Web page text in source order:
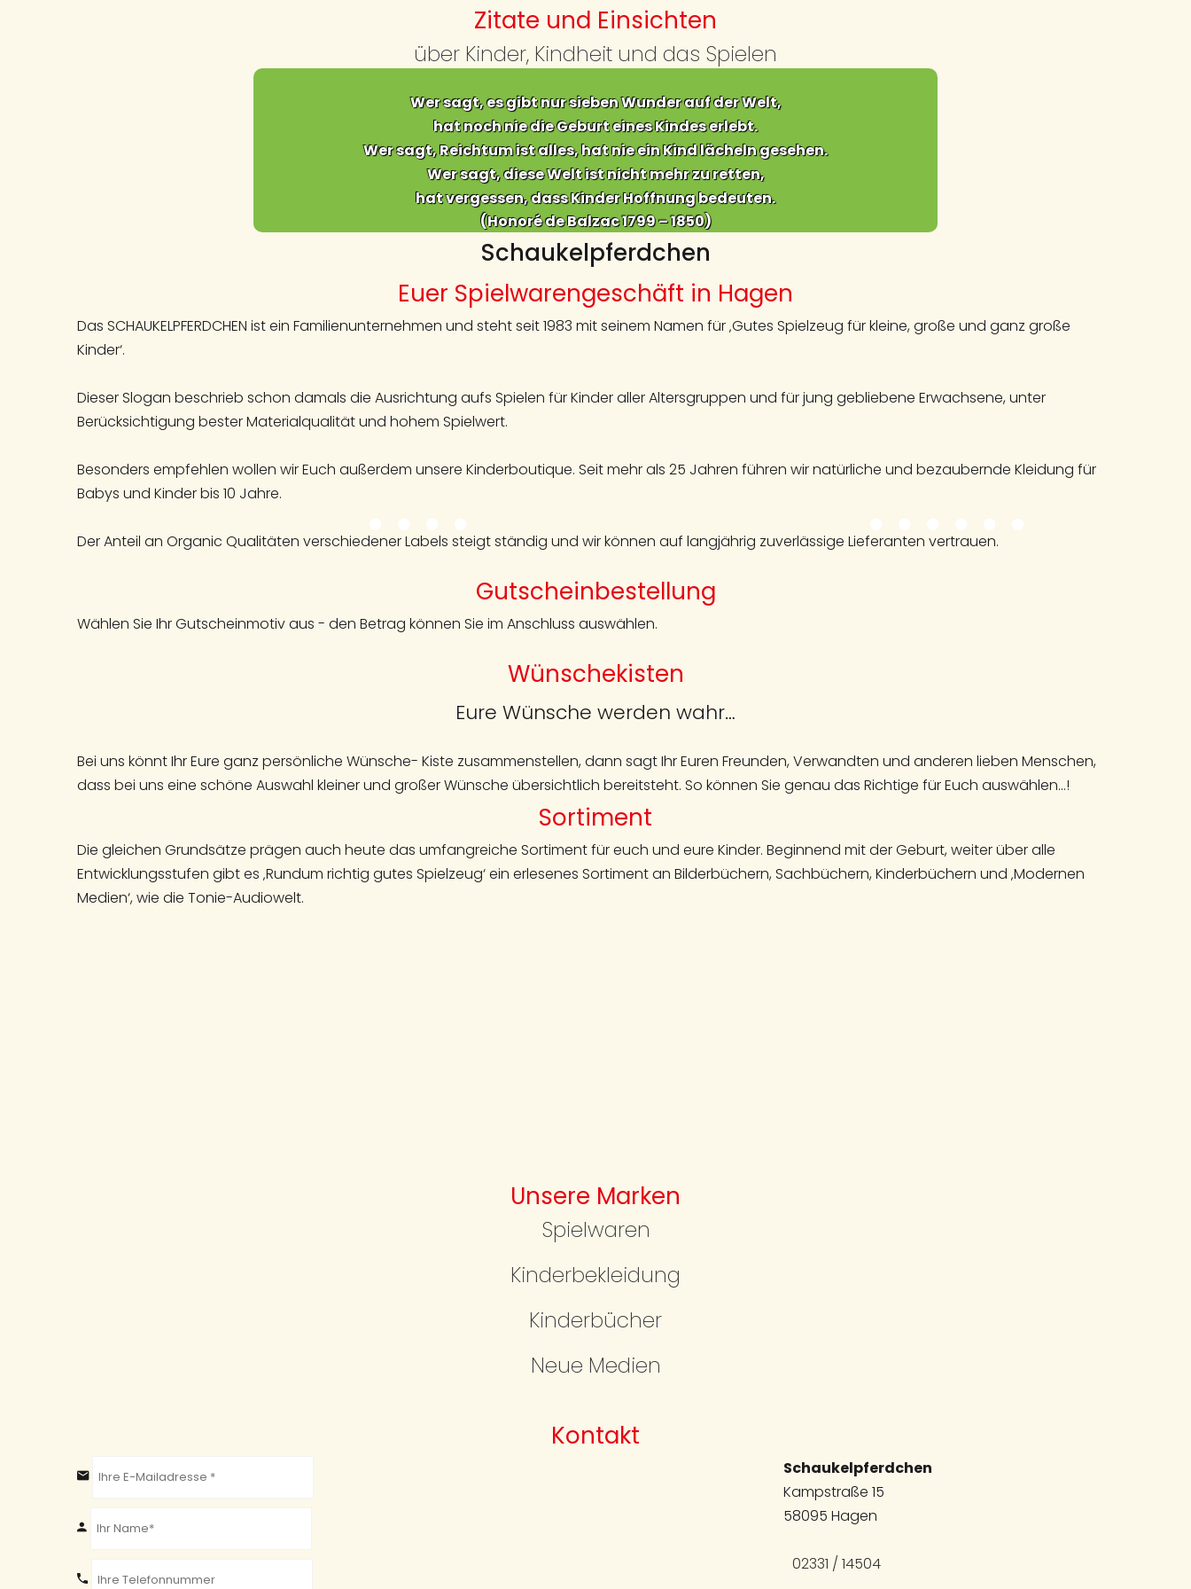
Folge uns
Samstag von 10:00 Uhr - 16:00 Uhr / 18:00 Uhr
Zitate und Einsichten
über Kinder, Kindheit und das Spielen
Wer sagt, es gibt nur sieben Wunder auf der Welt,
hat noch nie die Geburt eines Kindes erlebt.
Wer sagt, Reichtum ist alles, hat nie ein Kind lächeln gesehen.
Wer sagt, diese Welt ist nicht mehr zu retten,
hat vergessen, dass Kinder Hoffnung bedeuten.
(Honoré de Balzac 1799 – 1850)
Schaukelpferdchen
Euer Spielwarengeschäft in Hagen
Das SCHAUKELPFERDCHEN ist ein Familienunternehmen und steht seit 1983 mit seinem Namen für ‚Gutes Spielzeug für kleine, große und ganz große
Kinder‘.
Dieser Slogan beschrieb schon damals die Ausrichtung aufs Spielen für Kinder aller Altersgruppen und für jung gebliebene Erwachsene, unter
Berücksichtigung bester Materialqualität und hohem Spielwert.
Besonders empfehlen wollen wir Euch außerdem unsere Kinderboutique. Seit mehr als 25 Jahren führen wir natürliche und bezaubernde Kleidung für
Babys und Kinder bis 10 Jahre.
Der Anteil an Organic Qualitäten verschiedener Labels steigt ständig und wir können auf langjährig zuverlässige Lieferanten vertrauen.
Gutscheinbestellung
Wählen Sie Ihr Gutscheinmotiv aus - den Betrag können Sie im Anschluss auswählen.
Wünschekisten
Eure Wünsche werden wahr…
Bei uns könnt Ihr Eure ganz persönliche Wünsche- Kiste zusammenstellen, dann sagt Ihr Euren Freunden, Verwandten und anderen lieben Menschen,
dass bei uns eine schöne Auswahl kleiner und großer Wünsche übersichtlich bereitsteht. So können Sie genau das Richtige für Euch auswählen…!
Sortiment
Die gleichen Grundsätze prägen auch heute das umfangreiche Sortiment für euch und eure Kinder. Beginnend mit der Geburt, weiter über alle
Entwicklungsstufen gibt es ‚Rundum richtig gutes Spielzeug‘ ein erlesenes Sortiment an Bilderbüchern, Sachbüchern, Kinderbüchern und ‚Modernen
Medien‘, wie die Tonie-Audiowelt.
Unsere Marken
Spielwaren
Kinderbekleidung
Kinderbücher
Neue Medien
Kontakt
Schaukelpferdchen
Kampstraße 15
58095 Hagen
02331 / 14504